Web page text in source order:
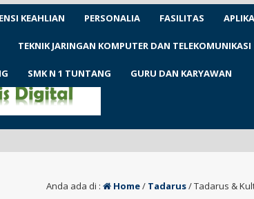
KEAHLIAN PERSONALIA FASILITAS
TEKNIK JARINGAN KOMPUTER DAN TELEKOMUNIKASI
SMK N 1 TUNTANG GURU DAN KARYAWAN
10
Anda ada di : Home/ Tadarus/Tadarus &